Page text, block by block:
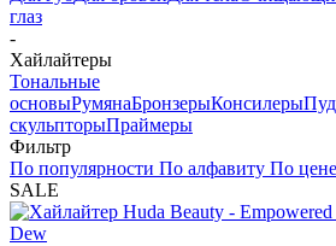
глаз
-
Хайлайтеры
Тональные
основыРумянаБронзерыКонсилеры
скульпторыПраймеры
Фильтр
По популярности По алфавиту По цене
SALE